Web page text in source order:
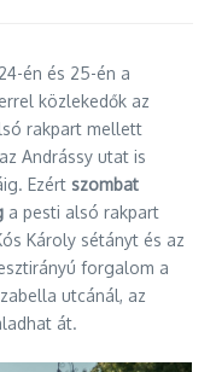
én és 25-én a
közlekedők az
rakpart mellett
Andrássy utat is
Ezért szombat
a pesti alsó rakpart
Károly sétányt és az
forgalom a
utcánál, az
át.